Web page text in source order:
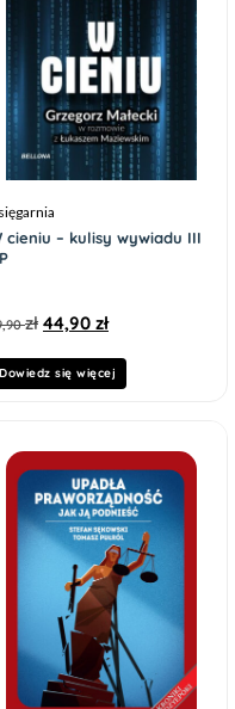
cieniu – kulisy wywiadu III
zł 44,90 zł
Dowiedz się więcej